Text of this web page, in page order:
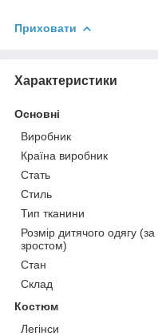
Приховати
Характеристики
Основні
Виробник
Країна виробник
Стать
Стиль
Тип тканини
Розмір дитячого одягу (за
зростом)
Стан
Склад
Костюм
Легінси